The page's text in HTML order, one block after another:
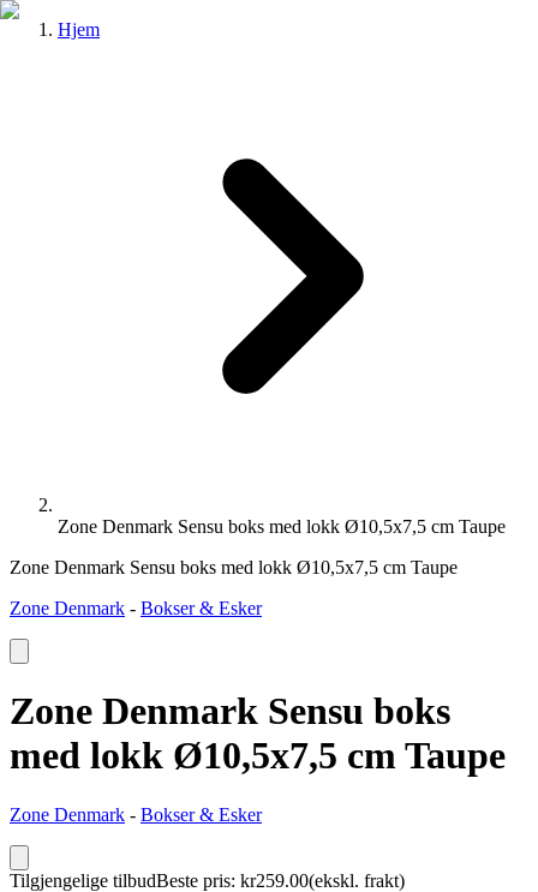
Hjem
Zone Denmark Sensu boks med lokk Ø10,5x7,5 cm Taupe
Zone Denmark Sensu boks med lokk Ø10,5x7,5 cm Taupe
Zone Denmark - Bokser & Esker
Zone Denmark Sensu boks
med lokk Ø10,5x7,5 cm Taupe
Zone Denmark - Bokser & Esker
Tilgjengelige tilbudBeste pris: kr259.00(ekskl. frakt)